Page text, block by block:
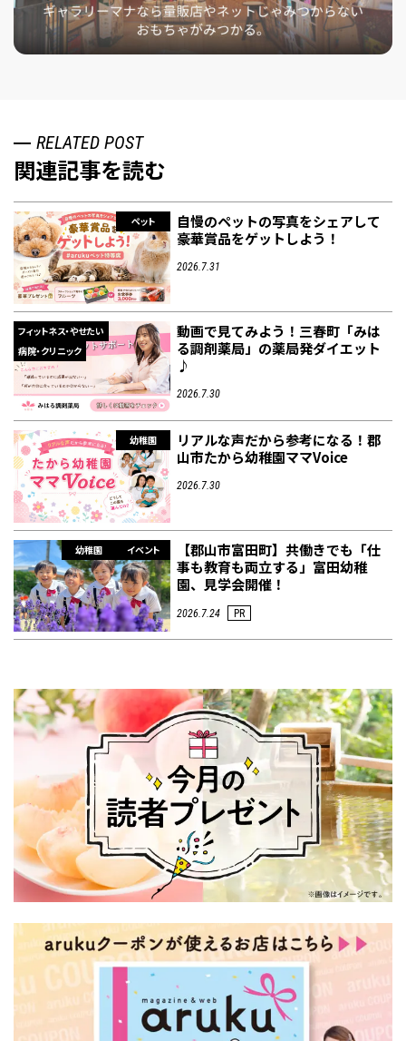
RELATED POST
関連記事を読む
ペット
自慢のペットの写真をシェアして
豪華賞品をゲットしよう！
2026.7.31
フィットネス・やせたい
病院・クリニック
動画で見てみよう！三春町「みは
る調剤薬局」の薬局発ダイエット
♪
2026.7.30
幼稚園
リアルな声だから参考になる！郡
山市たから幼稚園ママVoice
2026.7.30
幼稚園 イベント
【郡山市富田町】共働きでも「仕
事も教育も両立する」富田幼稚
園、見学会開催！
2026.7.24 PR